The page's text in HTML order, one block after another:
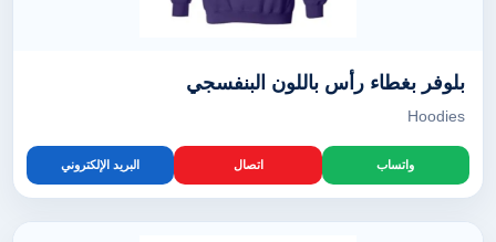
بلوفر بغطاء رأس باللون البنفسجي
Hoodies
واتساب اتصال البريد الإلكتروني